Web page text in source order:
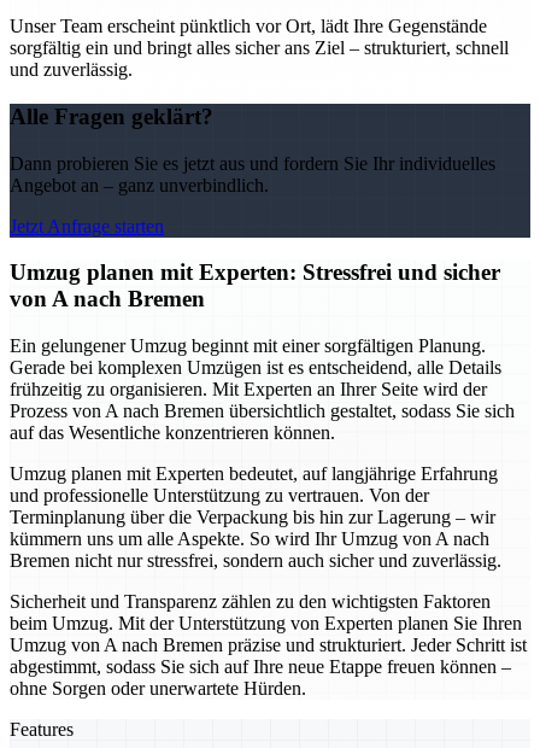
Unser Team erscheint pünktlich vor Ort, lädt Ihre Gegenstände
sorgfältig ein und bringt alles sicher ans Ziel – strukturiert, schnell
und zuverlässig.
Alle Fragen geklärt?
Dann probieren Sie es jetzt aus und fordern Sie Ihr individuelles
Angebot an – ganz unverbindlich.
Jetzt Anfrage starten
Umzug planen mit Experten: Stressfrei und sicher
von A nach Bremen
Ein gelungener Umzug beginnt mit einer sorgfältigen Planung.
Gerade bei komplexen Umzügen ist es entscheidend, alle Details
frühzeitig zu organisieren. Mit Experten an Ihrer Seite wird der
Prozess von A nach Bremen übersichtlich gestaltet, sodass Sie sich
auf das Wesentliche konzentrieren können.
Umzug planen mit Experten bedeutet, auf langjährige Erfahrung
und professionelle Unterstützung zu vertrauen. Von der
Terminplanung über die Verpackung bis hin zur Lagerung – wir
kümmern uns um alle Aspekte. So wird Ihr Umzug von A nach
Bremen nicht nur stressfrei, sondern auch sicher und zuverlässig.
Sicherheit und Transparenz zählen zu den wichtigsten Faktoren
beim Umzug. Mit der Unterstützung von Experten planen Sie Ihren
Umzug von A nach Bremen präzise und strukturiert. Jeder Schritt ist
abgestimmt, sodass Sie sich auf Ihre neue Etappe freuen können –
ohne Sorgen oder unerwartete Hürden.
Features